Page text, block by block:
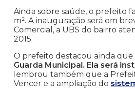
Ainda sobre saúde, o prefeito
m². A inauguração será em
Comercial, a UBS do bairro
2015.
O prefeito destacou ainda que
Guarda Municipal. Ela será
lembrou também que a
Vencer e a ampliação do